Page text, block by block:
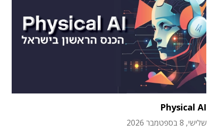
Physical AI
שלישי, 8 בספטמבר 2026